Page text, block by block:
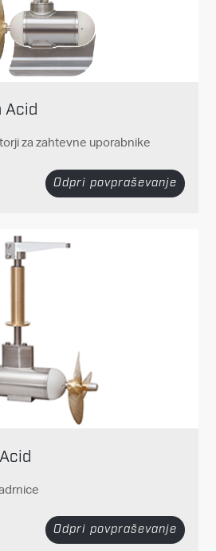
Acid
za zahtevne uporabnike
Odpri povpraševanje
Odpri povpraševanje